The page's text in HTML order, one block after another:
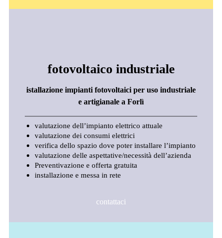
fotovoltaico industriale
istallazione impianti fotovoltaici per uso industriale
e artigianale a Forlì
valutazione dell’impianto elettrico attuale
valutazione dei consumi elettrici
verifica dello spazio dove poter installare l’impianto
valutazione delle aspettative/necessità dell’azienda
Preventivazione e offerta gratuita
installazione e messa in rete
contattaci